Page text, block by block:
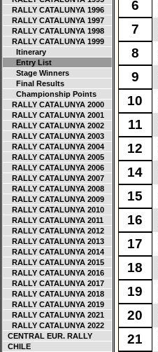
RALLY CATALUNYA 1996
RALLY CATALUNYA 1997
RALLY CATALUNYA 1998
RALLY CATALUNYA 1999
Itinerary
Entry List
Stage Winners
Final Results
Championship Points
RALLY CATALUNYA 2000
RALLY CATALUNYA 2001
RALLY CATALUNYA 2002
RALLY CATALUNYA 2003
RALLY CATALUNYA 2004
RALLY CATALUNYA 2005
RALLY CATALUNYA 2006
RALLY CATALUNYA 2007
RALLY CATALUNYA 2008
RALLY CATALUNYA 2009
RALLY CATALUNYA 2010
RALLY CATALUNYA 2011
RALLY CATALUNYA 2012
RALLY CATALUNYA 2013
RALLY CATALUNYA 2014
RALLY CATALUNYA 2015
RALLY CATALUNYA 2016
RALLY CATALUNYA 2017
RALLY CATALUNYA 2018
RALLY CATALUNYA 2019
RALLY CATALUNYA 2021
RALLY CATALUNYA 2022
CENTRAL EUR. RALLY
CHILE
6
7
8
9
10
11
12
14
15
16
17
18
19
20
21